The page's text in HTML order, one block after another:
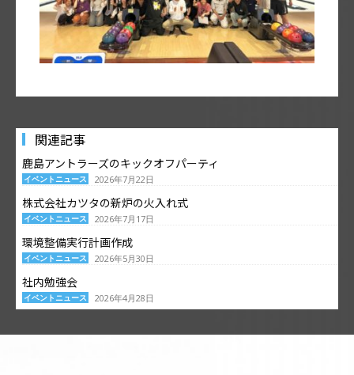
関連記事
鹿島アントラーズのキックオフパーティ
イベントニュース 2026年7月22日
株式会社カツタの新炉の火入れ式
イベントニュース 2026年7月17日
環境整備実行計画作成
イベントニュース 2026年5月30日
社内勉強会
イベントニュース 2026年4月28日